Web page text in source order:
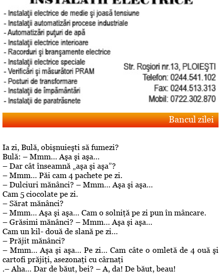
Bancul zilei
Ia zi, Bulă, obişnuieşti să fumezi?
Bulă: – Mmm… Aşa şi aşa…
– Dar cât înseamnă „aşa şi aşa”?
– Mmm… Păi cam 4 pachete pe zi.
– Dulciuri mănânci? – Mmm… Aşa şi aşa…
Cam 5 ciocolate pe zi.
– Sărat mănânci?
– Mmm… Aşa şi aşa… Cam o solniţă pe zi pun în mâncare.
– Grăsimi mănânci? – Mmm… Aşa şi aşa…
Cam un kil- două de slană pe zi…
– Prăjit mănânci?
– Mmm… Aşa şi aşa… Pe zi… Cam câte o omletă de 4 ouă şi
cartofi prăjiţi, asezonaţi cu cârnaţi
.– Aha… Dar de băut, bei? – A, da! De băut, beau!